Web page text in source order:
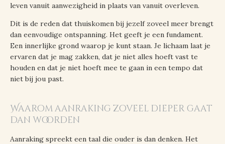
leven vanuit aanwezigheid in plaats van vanuit overleven.
Dit is de reden dat thuiskomen bij jezelf zoveel meer brengt
dan eenvoudige ontspanning. Het geeft je een fundament.
Een innerlijke grond waarop je kunt staan. Je lichaam laat je
ervaren dat je mag zakken, dat je niet alles hoeft vast te
houden en dat je niet hoeft mee te gaan in een tempo dat
niet bij jou past.
Waarom aanraking zoveel dieper gaat
dan woorden
Aanraking spreekt een taal die ouder is dan denken. Het